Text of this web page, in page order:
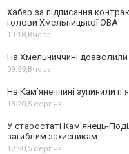
Хабар за підписання
голови Хмельницької ОВА
10:18,Вчора
На Хмельниччині
09:59,Вчора
На Камʼянеччині зупинили
13:20,5 серпня
У старостаті Кам’янець-
загиблим захисникам
12:20,5 серпня